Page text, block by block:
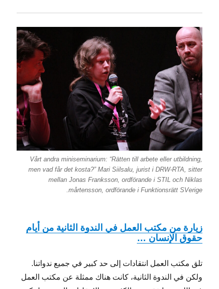
Vårt andra miniseminarium: “Rätten till arbete eller utbildning,
men vad får det kosta?” Mari Siilsalu, jurist i DRW-RTA, sitter
mellan Jonas Franksson, ordförande i STIL och Niklas
mårtensson, ordförande i Funktionsrätt SVerige.
زيارة من مكتب العمل في الندوة الثانية من أيام
حقوق الإنسان …
تلق مكتب العمل انتقادات إلى حد كبير في جميع ندواتنا.
ولكن في الندوة الثانية، كانت هناك ممثلة عن مكتب العمل